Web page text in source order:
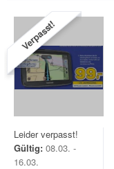
Verpasst!
Leider verpasst!
Gültig: 08.03. -
16.03.